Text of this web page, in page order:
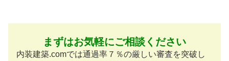
まずはお気軽にご相談ください
内装建築.comでは通過率７％の厳しい審査を突破し